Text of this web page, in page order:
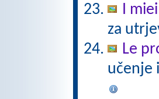
I
za
Le
učenje